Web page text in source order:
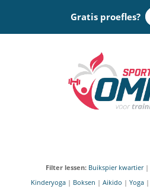
Gratis proefles?
Filter lessen: Buikspier kwartier|
Kinderyoga| Boksen | Aikido | Yoga|